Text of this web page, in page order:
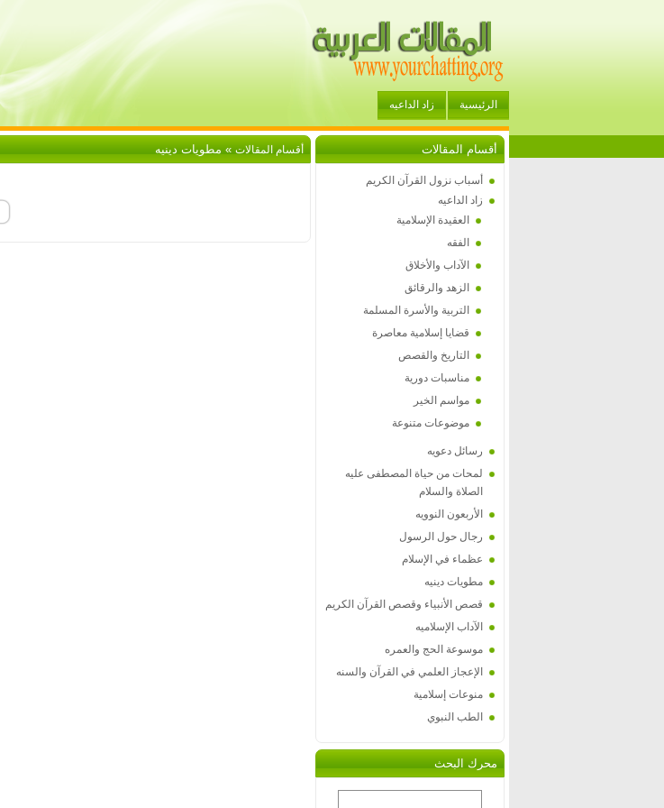
الرئيسية زاد الداعيه
أقسام المقالات
أسباب نزول القرآن الكريم
زاد الداعيه
العقيدة الإسلامية
الفقه
الآداب والأخلاق
الزهد والرقائق
التربية والأسرة المسلمة
قضايا إسلامية معاصرة
التاريخ والقصص
مناسبات دورية
مواسم الخير
موضوعات متنوعة
رسائل دعويه
لمحات من حياة المصطفى عليه
الصلاة والسلام
الأربعون النوويه
رجال حول الرسول
عظماء في الإسلام
مطويات دينيه
قصص الأنبياء وقصص القرآن الكريم
الآداب الإسلاميه
موسوعة الحج والعمره
الإعجاز العلمي في القرآن والسنه
منوعات إسلامية
الطب النبوي
محرك البحث
أقسام المقالات » مطويات دينيه